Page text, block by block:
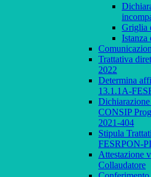
Griglia
Istanza
Trattativa
2022
Determina
13.1.1A-
CONSIP
2021-404
Stipula
FESRPON-
Attestazione
Collaudatore